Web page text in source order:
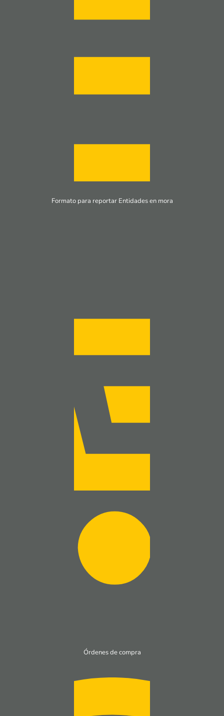
Formato para reportar Entidades en mora
Órdenes de compra